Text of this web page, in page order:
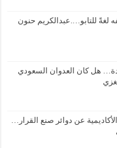
لغةً للتابو….عبدالكريم حنون
هل كان العدوان السعودي
عن دوائر صنع القرار…